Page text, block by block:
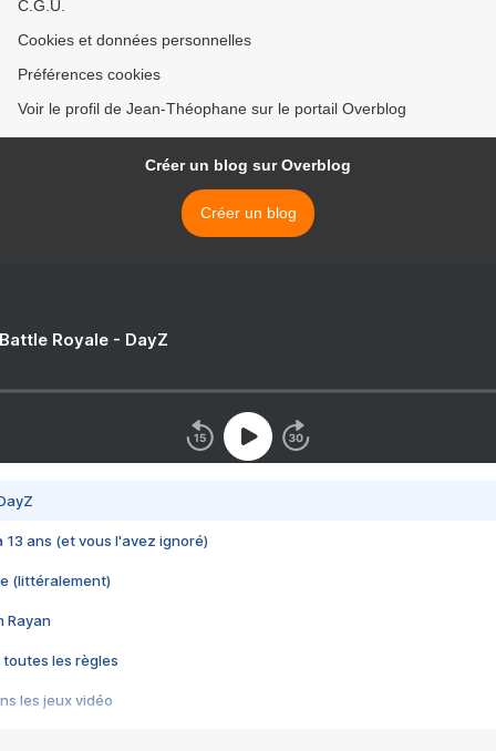
C.G.U.
Cookies et données personnelles
Préférences cookies
Voir le profil de Jean-Théophane sur le portail Overblog
Créer un blog sur Overblog
Créer un blog
Royale - DayZ
13 ans (et vous l'avez ignoré)
(littéralement)
Rayan
toutes les règles
les jeux vidéo